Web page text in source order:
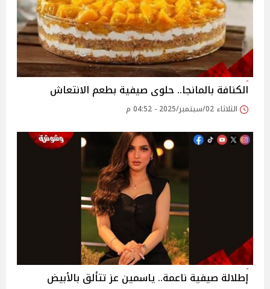
الكنافة بالمانجا.. حلوى صيفية بطعم الانتعاش
الثلاثاء 02/سبتمبر/2025 - 04:52 م
إطلالة صيفية ناعمة.. ياسمين عز تتألق بالأبيض